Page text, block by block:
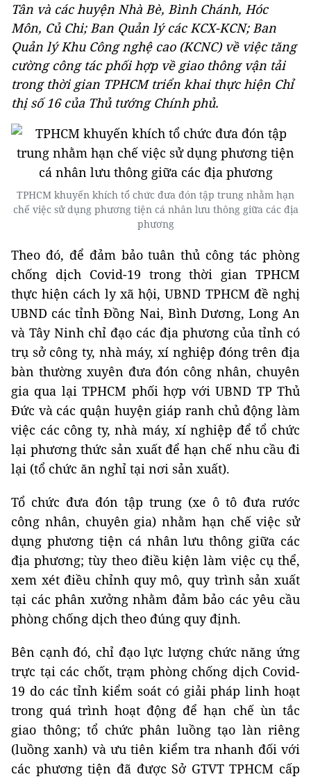
Tân và các huyện Nhà Bè, Bình Chánh, Hóc
Môn, Củ Chi; Ban Quản lý các KCX-KCN; Ban
Quản lý Khu Công nghệ cao (KCNC) về việc tăng
cường công tác phối hợp về giao thông vận tải
trong thời gian TPHCM triển khai thực hiện Chỉ
thị số 16 của Thủ tướng Chính phủ.
TPHCM khuyến khích tổ chức đưa đón tập trung nhằm hạn
chế việc sử dụng phương tiện cá nhân lưu thông giữa các địa
phương
Theo đó, để đảm bảo tuân thủ công tác phòng
chống dịch Covid-19 trong thời gian TPHCM
thực hiện cách ly xã hội, UBND TPHCM đề nghị
UBND các tỉnh Đồng Nai, Bình Dương, Long An
và Tây Ninh chỉ đạo các địa phương của tỉnh có
trụ sở công ty, nhà máy, xí nghiệp đóng trên địa
bàn thường xuyên đưa đón công nhân, chuyên
gia qua lại TPHCM phối hợp với UBND TP Thủ
Đức và các quận huyện giáp ranh chủ động làm
việc các công ty, nhà máy, xí nghiệp để tổ chức
lại phương thức sản xuất để hạn chế nhu cầu đi
lại (tổ chức ăn nghỉ tại nơi sản xuất).
Tổ chức đưa đón tập trung (xe ô tô đưa rước
công nhân, chuyên gia) nhằm hạn chế việc sử
dụng phương tiện cá nhân lưu thông giữa các
địa phương; tùy theo điều kiện làm việc cụ thể,
xem xét điều chỉnh quy mô, quy trình sản xuất
tại các phân xưởng nhằm đảm bảo các yêu cầu
phòng chống dịch theo đúng quy định.
Bên cạnh đó, chỉ đạo lực lượng chức năng ứng
trực tại các chốt, trạm phòng chống dịch Covid-
19 do các tỉnh kiểm soát có giải pháp linh hoạt
trong quá trình hoạt động để hạn chế ùn tắc
giao thông; tổ chức phân luồng tạo làn riêng
(luồng xanh) và ưu tiên kiểm tra nhanh đối với
các phương tiện đã được Sở GTVT TPHCM cấp